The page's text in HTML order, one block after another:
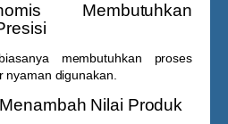
Membutuhkan
membutuhkan proses
nyaman digunakan.
Nilai Produk